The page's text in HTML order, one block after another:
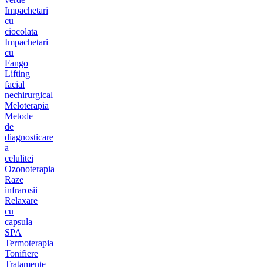
Impachetari
cu
ciocolata
Impachetari
cu
Fango
Lifting
facial
nechirurgical
Meloterapia
Metode
de
diagnosticare
a
celulitei
Ozonoterapia
Raze
infrarosii
Relaxare
cu
capsula
SPA
Termoterapia
Tonifiere
Tratamente